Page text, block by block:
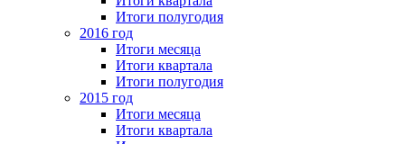
Итоги полугодия
2016 год
Итоги месяца
Итоги квартала
Итоги полугодия
2015 год
Итоги месяца
Итоги квартала